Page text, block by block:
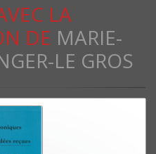
LA
DE MARIE-
LE GROS